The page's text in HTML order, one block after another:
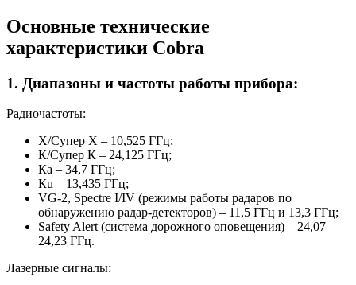
Основные технические
характеристики Cobra
1. Диапазоны и частоты работы прибора:
Радиочастоты:
Х/Супер Х – 10,525 ГГц;
К/Супер К – 24,125 ГГц;
Ка – 34,7 ГГц;
Кu – 13,435 ГГц;
VG-2, Spectre I/IV (режимы работы радаров по
обнаружению радар-детекторов) – 11,5 ГГц и 13,3 ГГц;
Safety Alert (система дорожного оповещения) – 24,07 –
24,23 ГГц.
Лазерные сигналы: